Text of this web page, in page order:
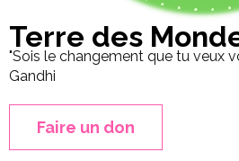
Terre des
"Sois le changement que tu veux
Gandhi
Faire un don